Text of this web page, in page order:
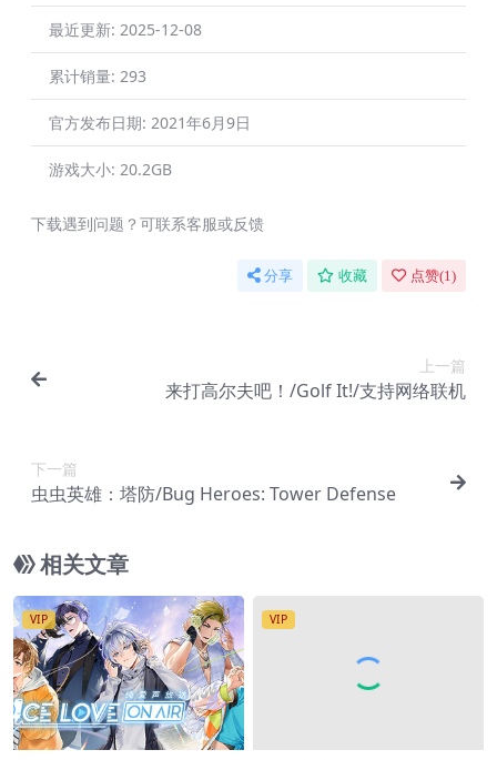
最近更新: 2025-12-08
累计销量: 293
官方发布日期: 2021年6月9日
游戏大小: 20.2GB
下载遇到问题？可联系客服或反馈
分享 收藏 点赞(1)
上一篇
来打高尔夫吧！/Golf It!/支持网络联机
下一篇
虫虫英雄：塔防/Bug Heroes: Tower Defense
相关文章
VIP VIP